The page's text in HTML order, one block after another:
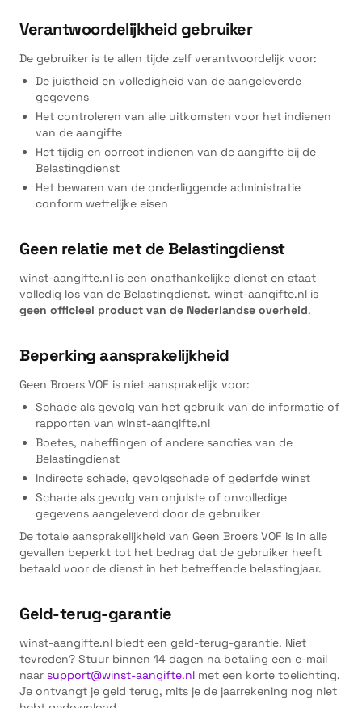
Verantwoordelijkheid gebruiker
De gebruiker is te allen tijde zelf verantwoordelijk voor:
De juistheid en volledigheid van de aangeleverde
gegevens
Het controleren van alle uitkomsten voor het indienen
van de aangifte
Het tijdig en correct indienen van de aangifte bij de
Belastingdienst
Het bewaren van de onderliggende administratie
conform wettelijke eisen
Geen relatie met de Belastingdienst
winst-aangifte.nl is een onafhankelijke dienst en staat
volledig los van de Belastingdienst. winst-aangifte.nl is
geen officieel product van de Nederlandse overheid.
Beperking aansprakelijkheid
Geen Broers VOF is niet aansprakelijk voor:
Schade als gevolg van het gebruik van de informatie of
rapporten van winst-aangifte.nl
Boetes, naheffingen of andere sancties van de
Belastingdienst
Indirecte schade, gevolgschade of gederfde winst
Schade als gevolg van onjuiste of onvolledige
gegevens aangeleverd door de gebruiker
De totale aansprakelijkheid van Geen Broers VOF is in alle
gevallen beperkt tot het bedrag dat de gebruiker heeft
betaald voor de dienst in het betreffende belastingjaar.
Geld-terug-garantie
winst-aangifte.nl biedt een geld-terug-garantie. Niet
tevreden? Stuur binnen 14 dagen na betaling een e-mail
naar support@winst-aangifte.nl met een korte toelichting.
Je ontvangt je geld terug, mits je de jaarrekening nog niet